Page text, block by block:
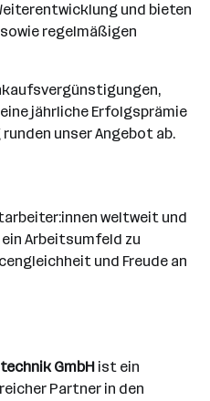
und bieten
regelmäßigen
jährliche Erfolgsprämie
unser Angebot ab.
weltweit und
Arbeitsumfeld zu
und Freude an
GmbH ist ein
Partner in den